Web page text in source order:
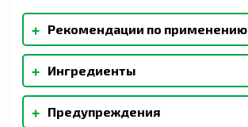
+ Рекомендации по применению
В качестве пищевой добавки
(1) порцию (две (2) таблетки) в
еды.
+ Ингредиенты
Микрокристаллическая
стеариновая кислота, дикальций
+ Предупреждения